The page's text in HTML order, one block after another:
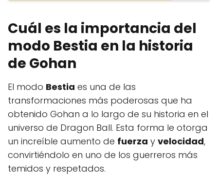
Cuál es la importancia del
modo Bestia en la historia
de Gohan
El modo Bestia es una de las
transformaciones más poderosas que ha
obtenido Gohan a lo largo de su historia en el
universo de Dragon Ball. Esta forma le otorga
un increíble aumento de fuerza y velocidad,
convirtiéndolo en uno de los guerreros más
temidos y respetados.